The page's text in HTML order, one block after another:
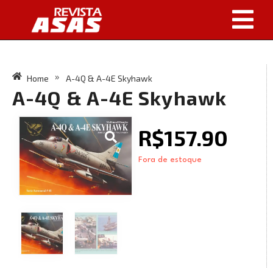
Home » A-4Q & A-4E Skyhawk
A-4Q & A-4E Skyhawk
R$157.90
Fora de estoque